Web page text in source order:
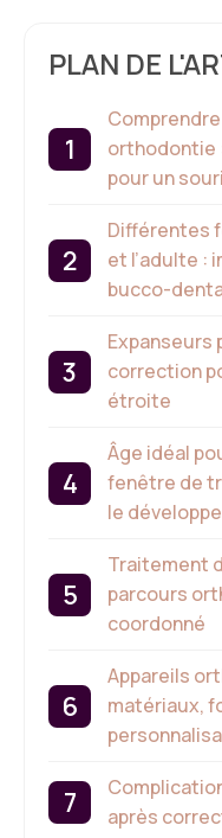
PLAN DE
orthodontie
pour un
Différentes
et l’adulte :
bucco-
Expanseurs
correction
étroite
Âge idéal
fenêtre de
le
Traitement
parcours
coordonné
Appareils
matériaux,
après